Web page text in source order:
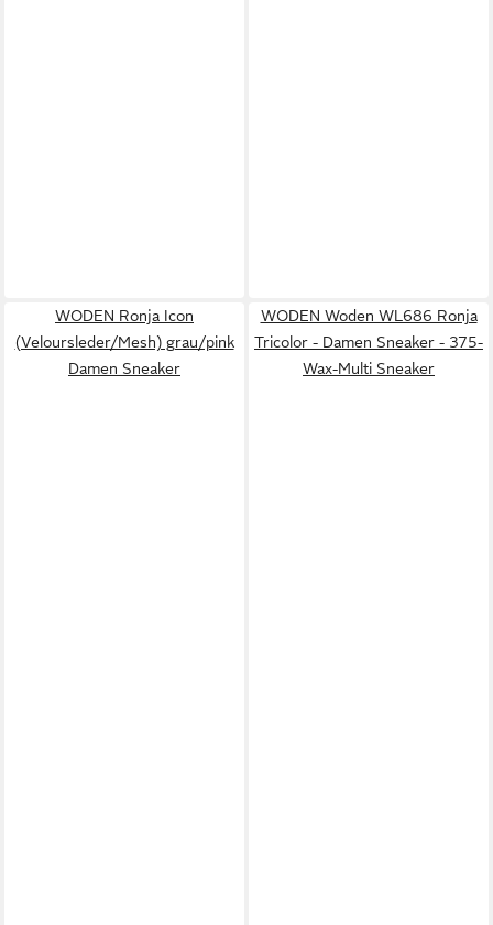
WODEN Ronja Icon
(Veloursleder/Mesh) grau/pink
Damen Sneaker
WODEN Woden WL686 Ronja
Tricolor - Damen Sneaker - 375-
Wax-Multi Sneaker